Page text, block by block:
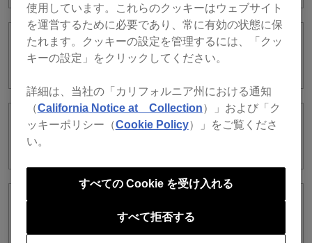
プレイリストのAuto Uploadとは何です
か？
Cloud Library Syncが対応しているクラ
デフォルトのクラウドストレージとは何
使用しています。これらのクッキーはウェブサイト
を運営するために必要であり、常に有効の状態に保
たれます。クッキーの設定を管理するには、「クッ
キーの設定」をクリックしてください。
詳細は、当社の「カリフォルニア州における通知
（California Notice at Collection）」および「ク
ッキーポリシー（Cookie Policy）」をご覧くださ
い。
すべて拒否する
すべての Cookie を受け入れる